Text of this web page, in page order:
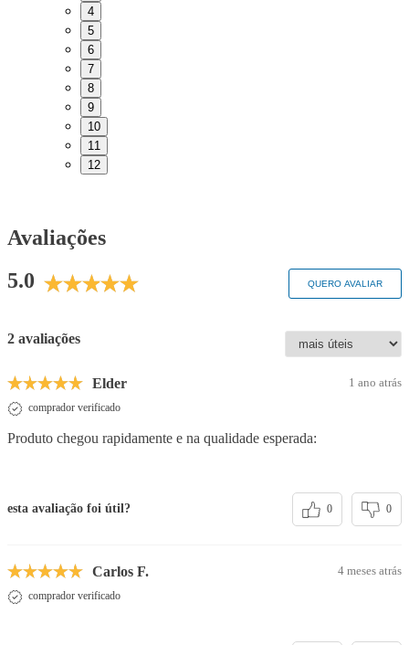
4
5
6
7
8
9
10
11
12
Avaliações
5.0
QUERO AVALIAR
2 avaliações
Elder 1 ano atrás
comprador verificado
Produto chegou rapidamente e na qualidade esperada:
esta avaliação foi útil? 0 0
Carlos F. 4 meses atrás
comprador verificado